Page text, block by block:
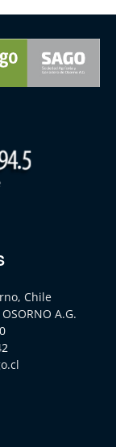
Chile
A.G.